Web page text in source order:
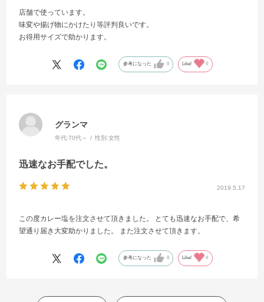
店舗で使っています。
味変や揚げ物にかけたり等評判良いです。
お得用サイズで助かります。
参考になった 0 Like! 0
2019.5.17
迅速なお手配でした。
グランマ
年代:70代～ 性別:女性
この度カレー塩を注文させて頂きました。 とても迅速なお手配で、希
望通り届き大変助かりました。 また注文させて頂きます。
参考になった 0 Like! 0